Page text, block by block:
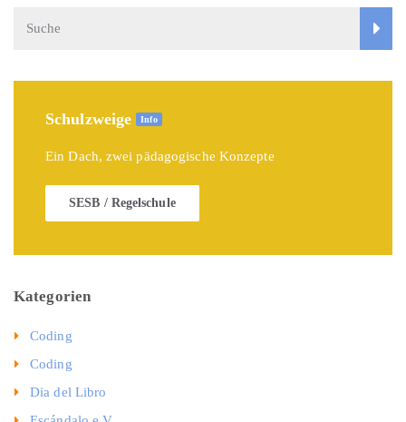
Schulzweige Info
Ein Dach, zwei pädagogische Konzepte
SESB / Regelschule
Kategorien
Coding
Coding
Dia del Libro